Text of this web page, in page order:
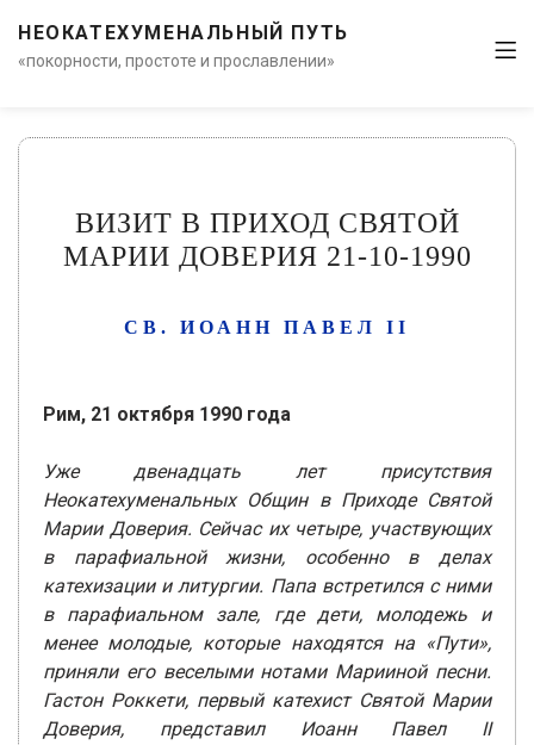
НЕОКАТЕХУМЕНАЛЬНЫЙ ПУТЬ
«покорности, простоте и прославлении»
ВИЗИТ В ПРИХОД СВЯТОЙ
МАРИИ ДОВЕРИЯ 21-10-1990
СВ. ИОАНН ПАВЕЛ II
Рим, 21 октября 1990 года
Уже двенадцать лет присутствия
Неокатехуменальных Общин в Приходе Святой
Марии Доверия. Сейчас их четыре, участвующих
в парафиальной жизни, особенно в делах
катехизации и литургии. Папа встретился с ними
в парафиальном зале, где дети, молодежь и
менее молодые, которые находятся на «Пути»,
приняли его веселыми нотами Марииной песни.
Гастон Роккети, первый катехист Святой Марии
Доверия, представил Иоанн Павел II